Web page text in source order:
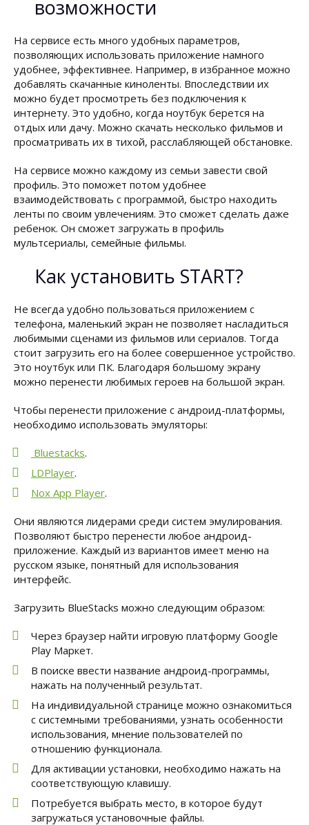
возможности
На сервисе есть много удобных параметров,
позволяющих использовать приложение намного
удобнее, эффективнее. Например, в избранное можно
добавлять скачанные киноленты. Впоследствии их
можно будет просмотреть без подключения к
интернету. Это удобно, когда ноутбук берется на
отдых или дачу. Можно скачать несколько фильмов и
просматривать их в тихой, расслабляющей обстановке.
На сервисе можно каждому из семьи завести свой
профиль. Это поможет потом удобнее
взаимодействовать с программой, быстро находить
ленты по своим увлечениям. Это сможет сделать даже
ребенок. Он сможет загружать в профиль
мультсериалы, семейные фильмы.
Как установить START?
Не всегда удобно пользоваться приложением с
телефона, маленький экран не позволяет насладиться
любимыми сценами из фильмов или сериалов. Тогда
стоит загрузить его на более совершенное устройство.
Это ноутбук или ПК. Благодаря большому экрану
можно перенести любимых героев на большой экран.
Чтобы перенести приложение с андроид-платформы,
необходимо использовать эмуляторы:
Bluestacks.
LDPlayer.
Nox App Player.
Они являются лидерами среди систем эмулирования.
Позволяют быстро перенести любое андроид-
приложение. Каждый из вариантов имеет меню на
русском языке, понятный для использования
интерфейс.
Загрузить BlueStacks можно следующим образом:
Через браузер найти игровую платформу Google
Play Маркет.
В поиске ввести название андроид-программы,
нажать на полученный результат.
На индивидуальной странице можно ознакомиться
с системными требованиями, узнать особенности
использования, мнение пользователей по
отношению функционала.
Для активации установки, необходимо нажать на
соответствующую клавишу.
Потребуется выбрать место, в которое будут
загружаться установочные файлы.